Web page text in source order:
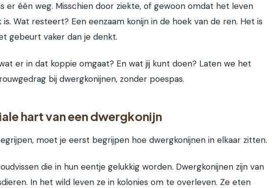
er één weg. Misschien door ziekte, of gewoon omdat het leven
is. Wat resteert? Een eenzaam konijn in de hoek van de ren. Het is
gebeurt vaker dan je denkt.
er in dat koppie omgaat? En wat jij kunt doen? Laten we het
bij dwergkonijnen, zonder poespas.
hart van een dwergkonijn
moet je eerst begrijpen hoe dwergkonijnen in elkaar zitten.
die in hun eentje gelukkig worden. Dwergkonijnen zijn van
In het wild leven ze in kolonies om te overleven. Ze eten